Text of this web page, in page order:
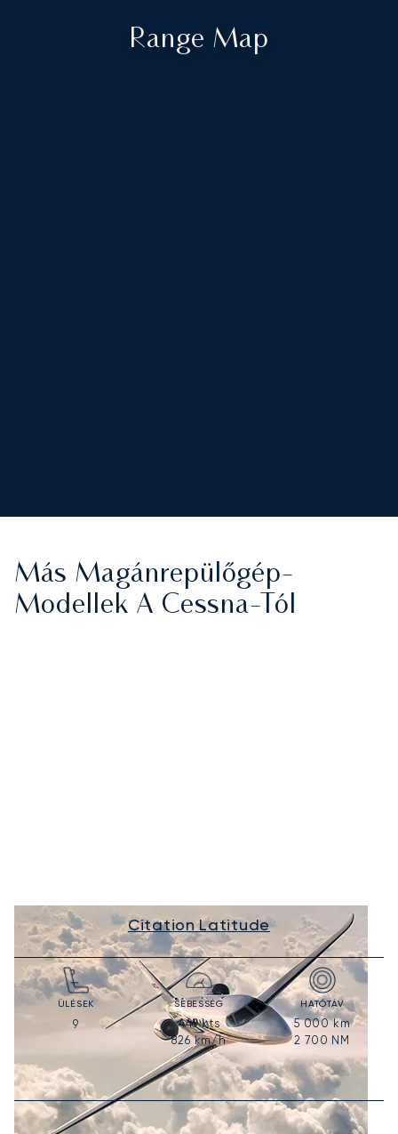
Range Map
Más Magánrepülőgép-
Modellek A Cessna-Tól
Citation Latitude
ÜLÉSEK
9
SEBESSÉG
446kts
826km/h
HATÓTÁV
5 000km
2 700 NM